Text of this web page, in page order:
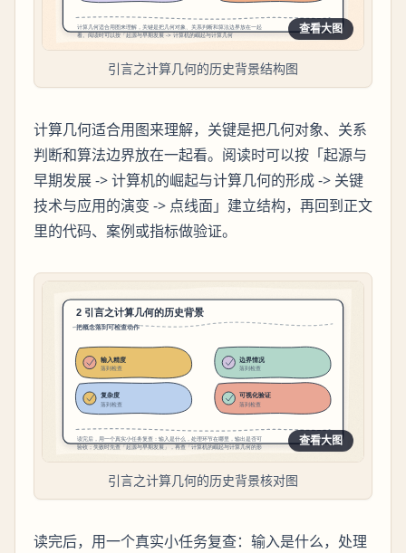
查看大图
引言之计算几何的历史背景结构图
计算几何适合用图来理解，关键是把几何对象、关系
判断和算法边界放在一起看。阅读时可以按「起源与
早期发展 -> 计算机的崛起与计算几何的形成 -> 关键
技术与应用的演变 -> 点线面」建立结构，再回到正文
里的代码、案例或指标做验证。
查看大图
引言之计算几何的历史背景核对图
读完后，用一个真实小任务复查：输入是什么，处理